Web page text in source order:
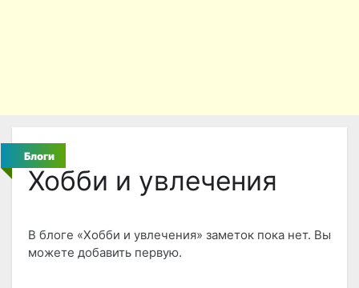
Блоги
Хобби и увлечения
В блоге «Хобби и увлечения» заметок пока нет. Вы
можете добавить первую.